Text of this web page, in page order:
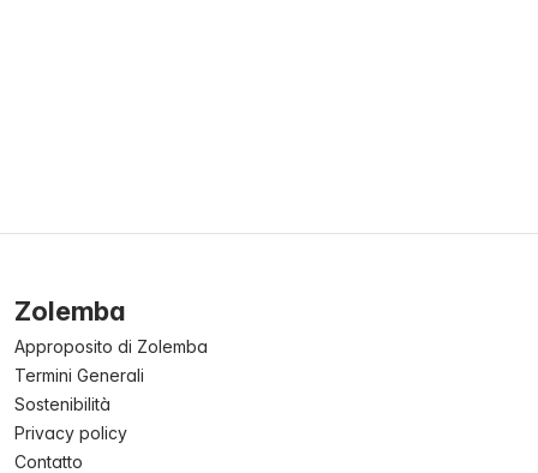
Zolemba
Approposito di Zolemba
Termini Generali
Sostenibilità
Privacy policy
Contatto